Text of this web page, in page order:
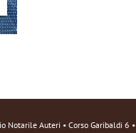
Notarile Auteri • Corso Garibaldi 6